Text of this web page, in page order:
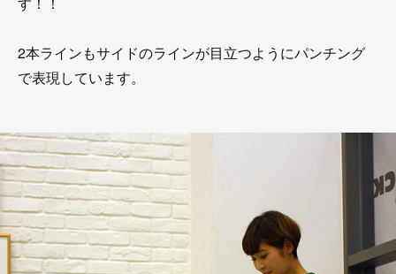
2本ラインもサイドのラインが目立つようにパンチング
で表現しています。